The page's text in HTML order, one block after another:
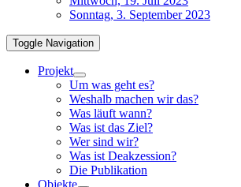
Sonntag, 3. September 2023
Toggle Navigation
Projekt
Um was geht es?
Weshalb machen wir das?
Was läuft wann?
Was ist das Ziel?
Wer sind wir?
Was ist Deakzession?
Die Publikation
Objekte